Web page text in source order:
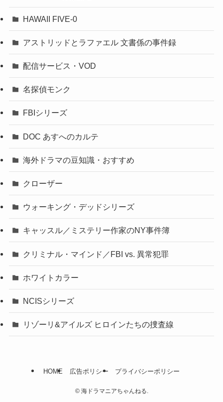
HAWAII FIVE-0
アストリッドとラファエル 文書係の事件録
配信サービス・VOD
名探偵モンク
FBIシリーズ
DOC あすへのカルテ
海外ドラマの豆知識・おすすめ
クローザー
ウォーキング・デッドシリーズ
キャッスル／ミステリー作家のNY事件簿
クリミナル・マインド／FBI vs. 異常犯罪
ホワイトカラー
NCISシリーズ
リゾーリ&アイルズ ヒロインたちの捜査線
HOME 広告ポリシー プライバシーポリシー
©海ドラマニアちゃんねる.